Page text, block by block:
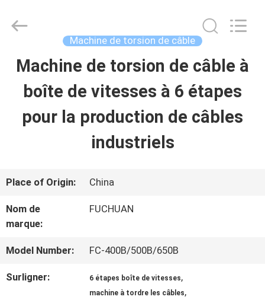
ACCUEIL
PRODUITS
SPECTACLE
VR
Fuchuan
Machine de torsion de câble
Machine de torsion de câble à
boîte de vitesses à 6 étapes
pour la production de câbles
industriels
Place of Origin: China
Nom de
marque:
FUCHUAN
Model Number: FC-400B/500B/650B
Surligner: 6 étapes boîte de vitesses,
machine à tordre les câbles,